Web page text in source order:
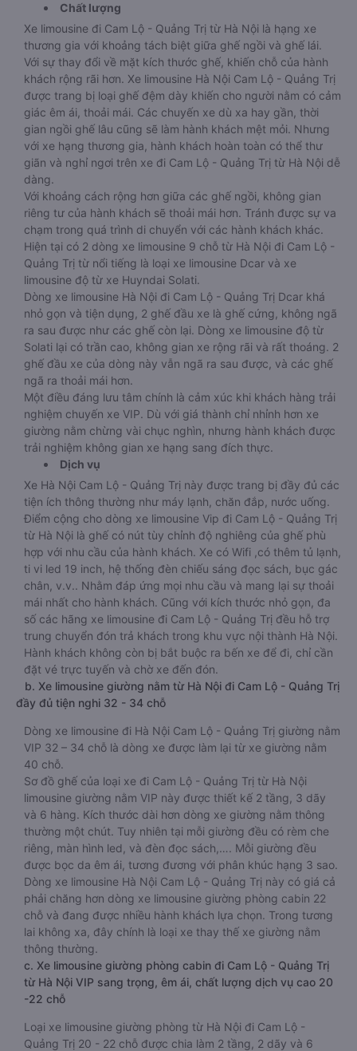
Chất lượng
Xe limousine đi Cam Lộ - Quảng Trị từ Hà Nội là hạng xe
thương gia với khoảng tách biệt giữa ghế ngồi và ghế lái.
Với sự thay đổi về mặt kích thước ghế, khiến chỗ của hành
khách rộng rãi hơn. Xe limousine Hà Nội Cam Lộ - Quảng Trị
được trang bị loại ghế đệm dày khiến cho người nằm có cảm
giác êm ái, thoải mái. Các chuyến xe dù xa hay gần, thời
gian ngồi ghế lâu cũng sẽ làm hành khách mệt mỏi. Nhưng
với xe hạng thương gia, hành khách hoàn toàn có thể thư
giãn và nghỉ ngơi trên xe đi Cam Lộ - Quảng Trị từ Hà Nội dễ
dàng.
Với khoảng cách rộng hơn giữa các ghế ngồi, không gian
riêng tư của hành khách sẽ thoải mái hơn. Tránh được sự va
chạm trong quá trình di chuyển với các hành khách khác.
Hiện tại có 2 dòng xe limousine 9 chỗ từ Hà Nội đi Cam Lộ -
Quảng Trị từ nổi tiếng là loại xe limousine Dcar và xe
limousine độ từ xe Huyndai Solati.
Dòng xe limousine Hà Nội đi Cam Lộ - Quảng Trị Dcar khá
nhỏ gọn và tiện dụng, 2 ghế đầu xe là ghế cứng, không ngã
ra sau được như các ghế còn lại. Dòng xe limousine độ từ
Solati lại có trần cao, không gian xe rộng rãi và rất thoáng. 2
ghế đầu xe của dòng này vẫn ngã ra sau được, và các ghế
ngã ra thoải mái hơn.
Một điều đáng lưu tâm chính là cảm xúc khi khách hàng trải
nghiệm chuyến xe VIP. Dù với giá thành chỉ nhỉnh hơn xe
giường nằm chừng vài chục nghìn, nhưng hành khách được
trải nghiệm không gian xe hạng sang đích thực.
Dịch vụ
Xe Hà Nội Cam Lộ - Quảng Trị này được trang bị đầy đủ các
tiện ích thông thường như máy lạnh, chăn đắp, nước uống.
Điểm cộng cho dòng xe limousine Vip đi Cam Lộ - Quảng Trị
từ Hà Nội là ghế có nút tùy chỉnh độ nghiêng của ghế phù
hợp với nhu cầu của hành khách. Xe có Wifi ,có thêm tủ lạnh,
ti vi led 19 inch, hệ thống đèn chiếu sáng đọc sách, bục gác
chân, v.v.. Nhằm đáp ứng mọi nhu cầu và mang lại sự thoải
mái nhất cho hành khách. Cũng với kích thước nhỏ gọn, đa
số các hãng xe limousine đi Cam Lộ - Quảng Trị đều hỗ trợ
trung chuyển đón trả khách trong khu vực nội thành Hà Nội.
Hành khách không còn bị bắt buộc ra bến xe để đi, chỉ cần
đặt vé trực tuyến và chờ xe đến đón.
b. Xe limousine giường nằm từ Hà Nội đi Cam Lộ - Quảng Trị
đầy đủ tiện nghi 32 - 34 chỗ
Dòng xe limousine đi Hà Nội Cam Lộ - Quảng Trị giường nằm
VIP 32 – 34 chỗ là dòng xe được làm lại từ xe giường nằm
40 chỗ.
Sơ đồ ghế của loại xe đi Cam Lộ - Quảng Trị từ Hà Nội
limousine giường nằm VIP này được thiết kế 2 tầng, 3 dãy
và 6 hàng. Kích thước dài hơn dòng xe giường nằm thông
thường một chút. Tuy nhiên tại mỗi giường đều có rèm che
riêng, màn hình led, và đèn đọc sách,…. Mỗi giường đều
được bọc da êm ái, tương đương với phân khúc hạng 3 sao.
Dòng xe limousine Hà Nội Cam Lộ - Quảng Trị này có giá cả
phải chăng hơn dòng xe limousine giường phòng cabin 22
chỗ và đang được nhiều hành khách lựa chọn. Trong tương
lai không xa, đây chính là loại xe thay thế xe giường nằm
thông thường.
c. Xe limousine giường phòng cabin đi Cam Lộ - Quảng Trị
từ Hà Nội VIP sang trọng, êm ái, chất lượng dịch vụ cao 20
-22 chỗ
Loại xe limousine giường phòng từ Hà Nội đi Cam Lộ -
Quảng Trị 20 - 22 chỗ được chia làm 2 tầng, 2 dãy và 6